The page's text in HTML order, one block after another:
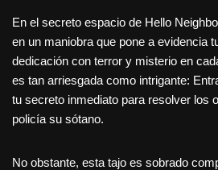
En el secreto espacio de Hello
en un maniobra que pone a evidencia
dedicación con terror y misterio en
es tan arriesgada como intrigante:
tu secreto inmediato para resolver los
policía su sótano.
No obstante, esta tajo es sobrado